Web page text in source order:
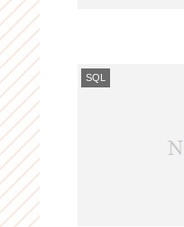
SQL